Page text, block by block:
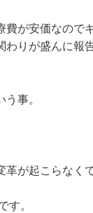
が安価なので
りが盛んに報
事。
が起こらなく
す。